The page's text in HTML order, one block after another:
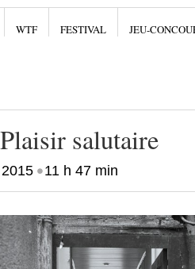
WTF FESTIVAL JEU-
salutaire
•11 h 47 min